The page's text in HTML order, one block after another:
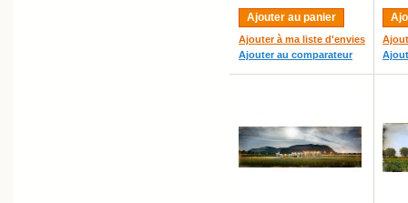
Ajouter au panier
Ajouter à ma liste d'envies
Ajouter au comparateur